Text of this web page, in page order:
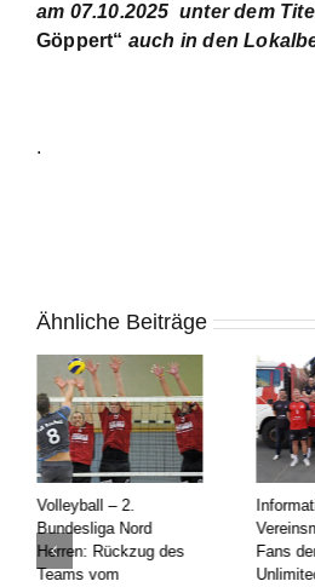
am 07.10.2025 unter dem
Göppert“ auch in den Lokal
.
Ähnliche Beiträge
Information an alle
Vereinsmitglieder und
Fans der America
Unlimited Volleys